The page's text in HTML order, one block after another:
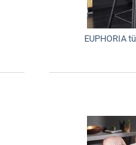
EUPHORIA